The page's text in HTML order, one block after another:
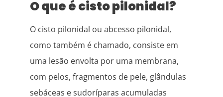
O que é cisto pilonidal?
O cisto pilonidal ou abcesso pilonidal,
como também é chamado, consiste em
uma lesão envolta por uma membrana,
com pelos, fragmentos de pele, glândulas
sebáceas e sudoríparas acumuladas